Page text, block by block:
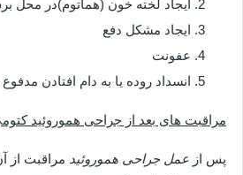
ایجاد لخته خون (هماتوم)در محل
ایجاد مشکل دفع
عفونت
انسداد روده یا به دام افتادن مدفوع
مراقبت های بعد از جراحی هموروئید
پس از عمل جراحی هموروئید مراقبت از